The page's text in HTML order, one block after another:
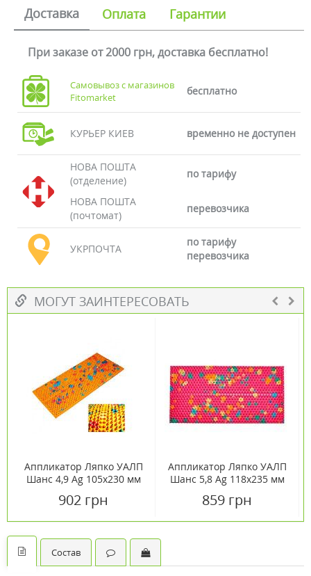
Доставка Оплата Гарантии
При заказе от 2000 грн, доставка бесплатно!
Самовывоз с магазинов
Fitomarket
бесплатно
КУРЬЕР КИЕВ временно не доступен
НОВА ПОШТА
(отделение)
по тарифу
НОВА ПОШТА
(почтомат)
перевозчика
УКРПОЧТА
по тарифу
перевозчика
МОГУТ ЗАИНТЕРЕСОВАТЬ
Аппликатор Ляпко УАЛП
Шанс 4,9 Ag 105х230 мм
902 грн
Аппликатор Ляпко УАЛП
Шанс 5,8 Ag 118х235 мм
859 грн
Состав